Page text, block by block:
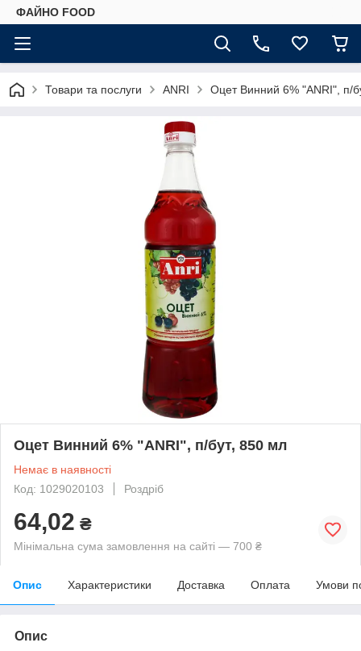
ФАЙНО FOOD
Товари та послуги ANRI Оцет Винний 6% "ANRI", п/
Оцет Винний 6% "ANRI", п/бут, 850 мл
Немає в наявності
Код: 1029020103
Роздріб
64,02 ₴
Мінімальна сума замовлення на сайті — 700 ₴
Опис Характеристики Доставка Оплата Умови
Опис